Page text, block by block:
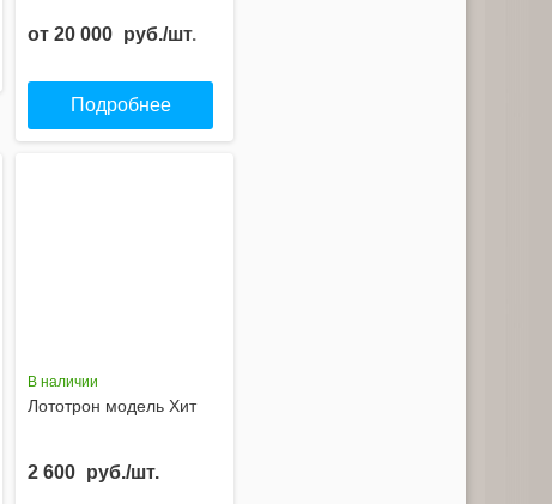
от 20 000 руб./шт.
Подробнее
В наличии
Лототрон модель Хит
2 600 руб./шт.